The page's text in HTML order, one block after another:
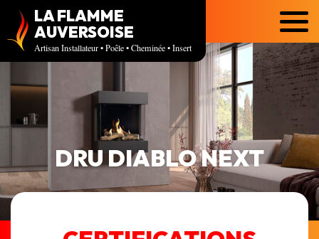
LA FLAMME
AUVERSOISE
Artisan Installateur • Poêle • Cheminée • Insert
Menu
DRU DIABLO NEXT